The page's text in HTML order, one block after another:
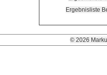
Ergebnisliste
© 2026